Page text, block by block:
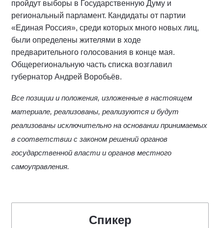
пройдут выборы в Государственную Думу и
региональный парламент. Кандидаты от партии
«Единая Россия», среди которых много новых лиц,
были определены жителями в ходе
предварительного голосования в конце мая.
Общерегиональную часть списка возглавил
губернатор Андрей Воробьёв.
Все позиции и положения, изложенные в настоящем
материале, реализованы, реализуются и будут
реализованы исключительно на основании принимаемых
в соответствии с законом решений органов
государственной власти и органов местного
самоуправления.
Спикер